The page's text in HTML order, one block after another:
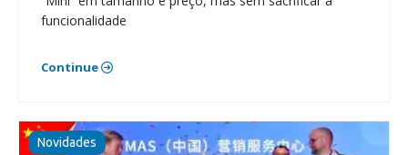
funcionalidade
Continue
Novidades